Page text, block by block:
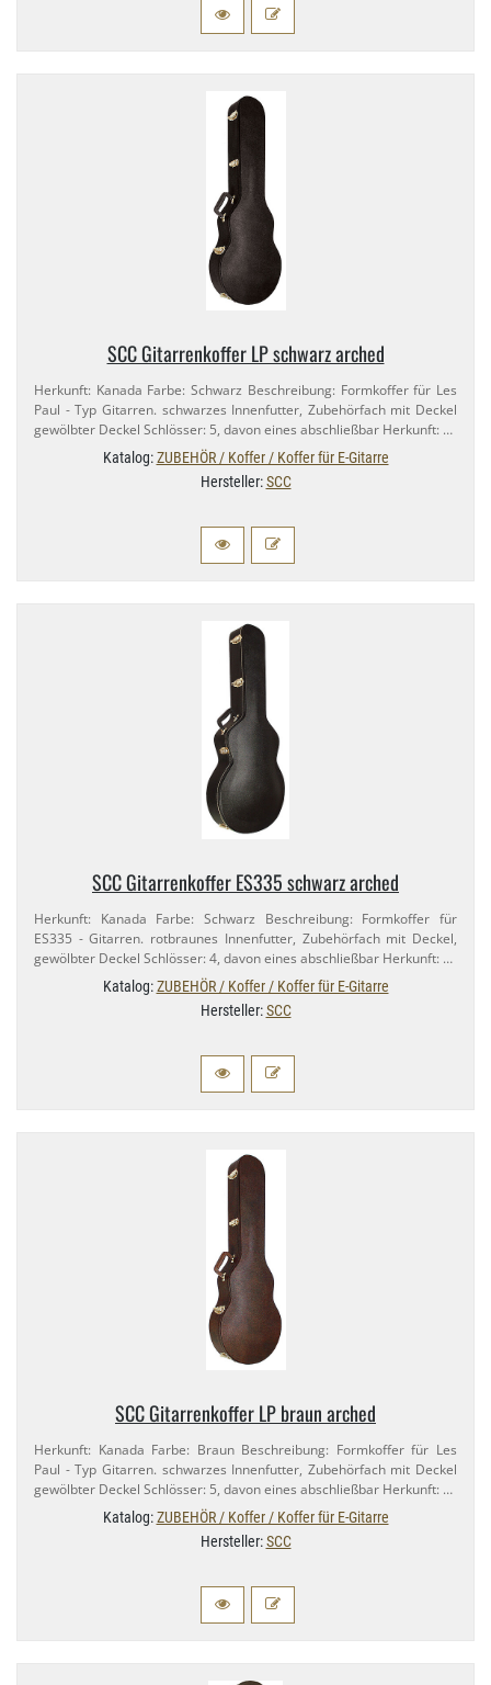
SCC Gitarrenkoffer LP schwarz arched
Herkunft: Kanada Farbe: Schwarz Beschreibung: Formkoffer für Les
Paul - Typ Gitarren. schwarzes Innenfutter, Zubehörfach mit Deckel
gewölbter Deckel Schlösser: 5, davon eines abschließbar Herkunft: …
Katalog:ZUBEHÖR / Koffer / Koffer für E-Gitarre
Hersteller:SCC
SCC Gitarrenkoffer ES335 schwarz arched
Herkunft: Kanada Farbe: Schwarz Beschreibung: Formkoffer für
ES335 - Gitarren. rotbraunes Innenfutter, Zubehörfach mit Deckel,
gewölbter Deckel Schlösser: 4, davon eines abschließbar Herkunft: …
Katalog:ZUBEHÖR / Koffer / Koffer für E-Gitarre
Hersteller:SCC
SCC Gitarrenkoffer LP braun arched
Herkunft: Kanada Farbe: Braun Beschreibung: Formkoffer für Les
Paul - Typ Gitarren. schwarzes Innenfutter, Zubehörfach mit Deckel
gewölbter Deckel Schlösser: 5, davon eines abschließbar Herkunft: …
Katalog:ZUBEHÖR / Koffer / Koffer für E-Gitarre
Hersteller:SCC